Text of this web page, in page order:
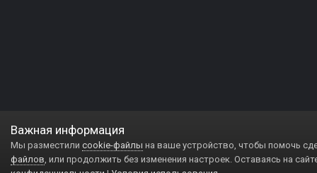
Важная информация
Мы разместили cookie-файлы на ваше устройство, чтобы помочь
файлов, или продолжить без изменения настроек. Оставаясь на